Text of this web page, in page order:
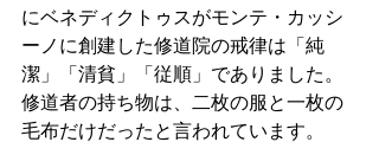
にベネディクトゥスがモンテ・カッシ
ーノに創建した修道院の戒律は「純
潔」「清貧」「従順」でありました。
修道者の持ち物は、二枚の服と一枚の
毛布だけだったと言われています。